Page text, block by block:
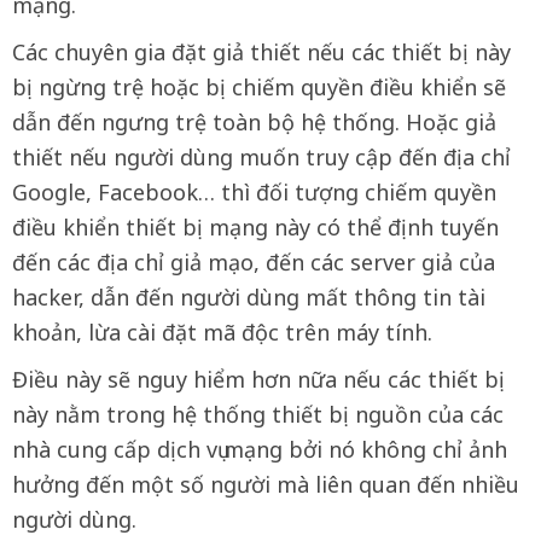
Các chuyên gia đặt giả thiết nếu các thiết bị này
bị ngừng trệ hoặc bị chiếm quyền điều khiển sẽ
dẫn đến ngưng trệ toàn bộ hệ thống. Hoặc giả
thiết nếu người dùng muốn truy cập đến địa chỉ
Google, Facebook… thì đối tượng chiếm quyền
điều khiển thiết bị mạng này có thể định tuyến
đến các địa chỉ giả mạo, đến các server giả của
hacker, dẫn đến người dùng mất thông tin tài
khoản, lừa cài đặt mã độc trên máy tính.
Điều này sẽ nguy hiểm hơn nữa nếu các thiết bị
này nằm trong hệ thống thiết bị nguồn của các
nhà cung cấp dịch vụ mạng bởi nó không chỉ ảnh
hưởng đến một số người mà liên quan đến nhiều
người dùng.